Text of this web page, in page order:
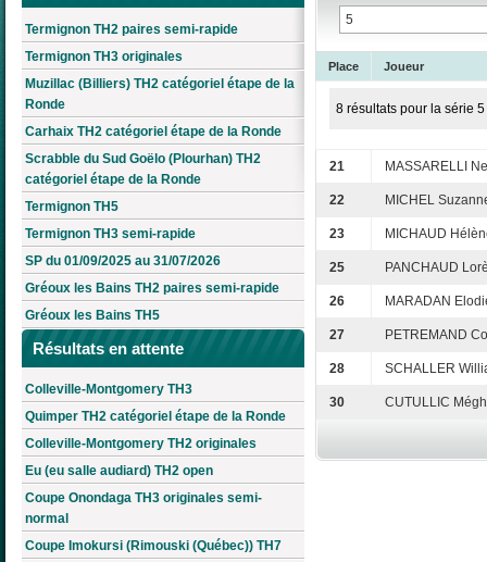
Termignon TH2 paires semi-rapide
Termignon TH3 originales
Muzillac (Billiers) TH2 catégoriel étape de la
Ronde
Carhaix TH2 catégoriel étape de la Ronde
Scrabble du Sud Goëlo (Plourhan) TH2
catégoriel étape de la Ronde
Termignon TH5
Termignon TH3 semi-rapide
SP du 01/09/2025 au 31/07/2026
Gréoux les Bains TH2 paires semi-rapide
Gréoux les Bains TH5
Résultats en attente
Colleville-Montgomery TH3
Quimper TH2 catégoriel étape de la Ronde
Colleville-Montgomery TH2 originales
Eu (eu salle audiard) TH2 open
Coupe Onondaga TH3 originales semi-
normal
Coupe Imokursi (Rimouski (Québec)) TH7
Place Joueur
8 résultats pour la série 5
21 MASSARELLI
22 MICHEL
23 MICHAUD
25 PANCHAUD
26 MARADAN
27 PETREMAND
28 SCHALLER
30 CUTULLIC